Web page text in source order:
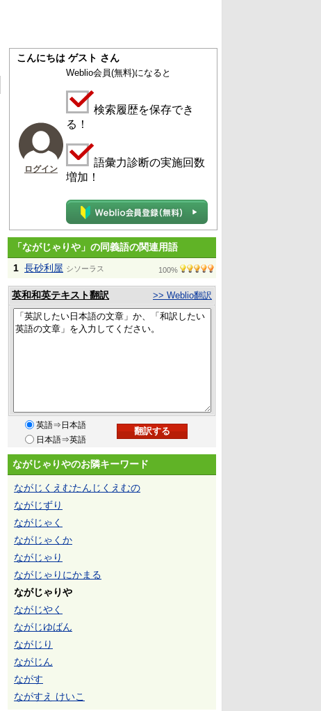
こんにちは ゲスト さん
ログイン
Weblio会員(無料)になると
検索履歴を保存でき
る！
語彙力診断の実施回数
増加！
「ながじゃりや」の同義語の関連用語
1 長砂利屋 シソーラス 100%
英和和英テキスト翻訳 >> Weblio翻訳
英語⇒日本語
日本語⇒英語
ながじゃりやのお隣キーワード
ながじくえむたんじくえむの
ながじずり
ながじゃく
ながじゃくか
ながじゃり
ながじゃりにかまる
ながじゃりや
ながじやく
ながじゆばん
ながじり
ながじん
ながす
ながすえ けいこ